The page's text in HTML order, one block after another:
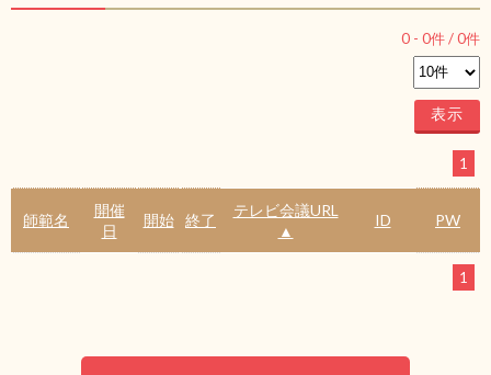
0 - 0件 /0件
1
師範名
開催
日
開始 終了
テレビ会議URL
▲
ID PW
1